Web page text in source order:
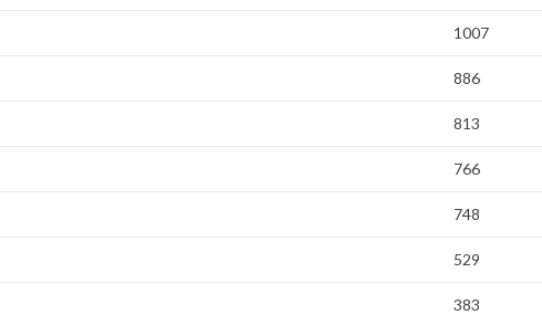
1007
886
813
766
748
529
383